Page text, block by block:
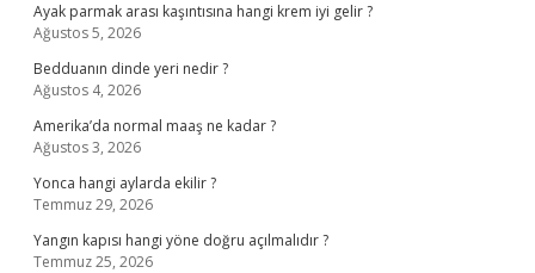
Ayak parmak arası kaşıntısına hangi krem iyi gelir ?
Ağustos 5, 2026
Bedduanın dinde yeri nedir ?
Ağustos 4, 2026
Amerika’da normal maaş ne kadar ?
Ağustos 3, 2026
Yonca hangi aylarda ekilir ?
Temmuz 29, 2026
Yangın kapısı hangi yöne doğru açılmalıdır ?
Temmuz 25, 2026